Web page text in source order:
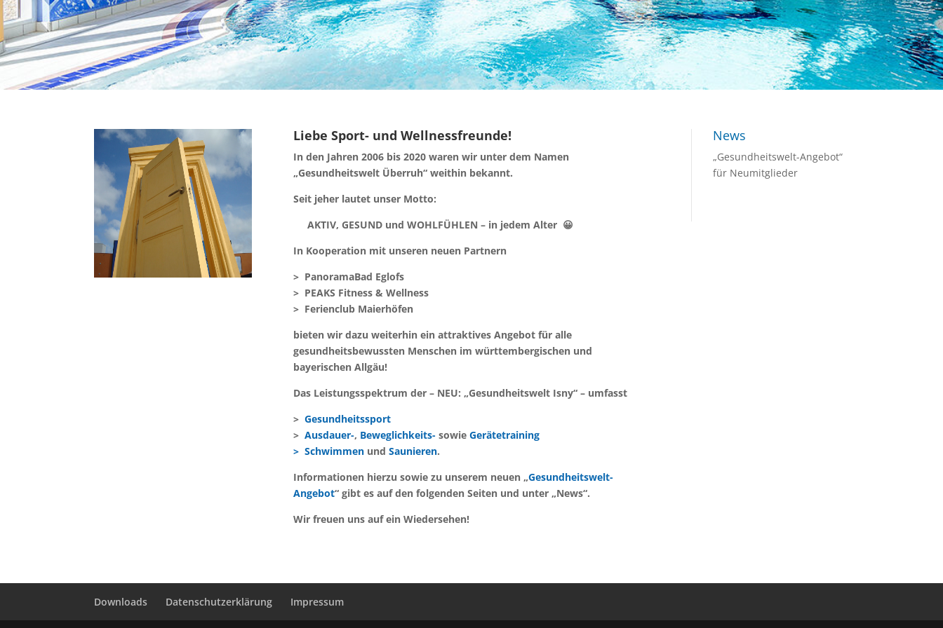
Liebe Sport- und Wellnessfreunde!
In den Jahren 2006 bis 2020 waren wir unter dem Namen
„Gesundheitswelt Überruh“ weithin bekannt.
Seit jeher lautet unser Motto:
AKTIV, GESUND und WOHLFÜHLEN – in jedem Alter 😀
In Kooperation mit unseren neuen Partnern
> PanoramaBad Eglofs
> PEAKS Fitness & Wellness
> Ferienclub Maierhöfen
bieten wir dazu weiterhin ein attraktives Angebot für alle
gesundheitsbewussten Menschen im württembergischen und
bayerischen Allgäu!
Das Leistungsspektrum der – NEU: „Gesundheitswelt Isny“ – umfasst
> Gesundheitssport
> Ausdauer-, Beweglichkeits- sowie Gerätetraining
> Schwimmenund Saunieren.
Informationen hierzu sowie zu unserem neuen „Gesundheitswelt-
Angebot“ gibt es auf den folgenden Seiten und unter „News“.
Wir freuen uns auf ein Wiedersehen!
News
„Gesundheitswelt-Angebot“
für Neumitglieder
Downloads Datenschutzerklärung Impressum